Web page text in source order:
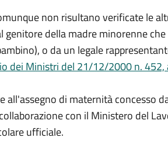
non risultano verificate le
della madre minorenne
o da un legale
dei Ministri del 21/12/2000 n. 452,
all'assegno di maternità concesso
con il Ministero del
ufficiale.